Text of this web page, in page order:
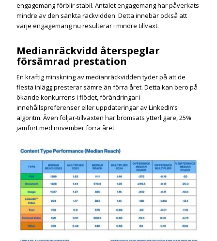
engagemang förblir stabil. Antalet engagemang har påverkats
mindre av den sänkta räckvidden. Detta innebär också att
varje engagemang nu resulterar i mindre tillväxt.
Medianräckvidd återspeglar
försämrad prestation
En kraftig minskning av medianräckvidden tyder på att de
flesta inlägg presterar sämre än förra året. Detta kan bero på
ökande konkurrens i flödet, förändringar i
innehållspreferenser eller uppdateringar av LinkedIn’s
algoritm. Även följar-tillväxten har bromsats ytterligare, 25%
jämfört med november förra året